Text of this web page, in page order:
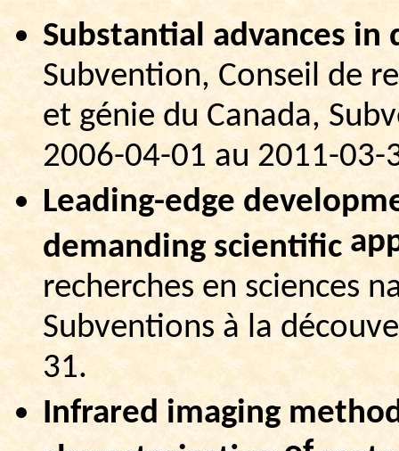
Substantial advances in
Subvention, Conseil de
et génie du Canada,
2006-04-01 au 2011-03-
Leading-edge
demanding scientific
recherches en sciences
Subventions à la
31.
Infrared imaging